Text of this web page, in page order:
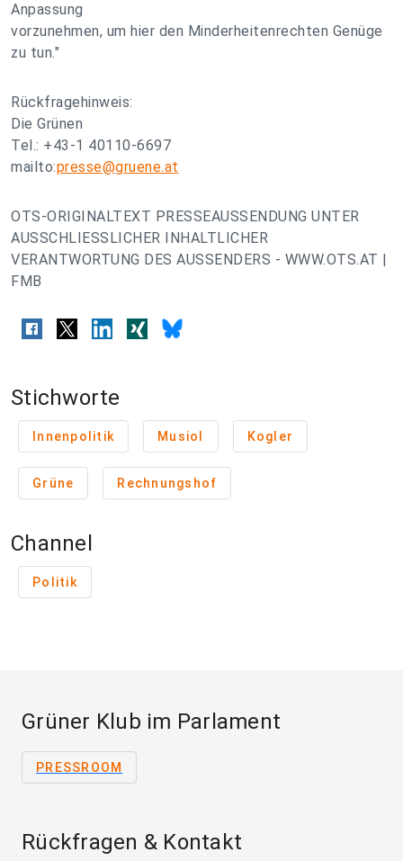
Anpassung
vorzunehmen, um hier den Minderheitenrechten Genüge
zu tun."
Rückfragehinweis:
Die Grünen
Tel.: +43-1 40110-6697
mailto:presse@gruene.at
OTS-ORIGINALTEXT PRESSEAUSSENDUNG UNTER
AUSSCHLIESSLICHER INHALTLICHER
VERANTWORTUNG DES AUSSENDERS - WWW.OTS.AT |
FMB
Stichworte
Innenpolitik Musiol Kogler
Grüne Rechnungshof
Channel
Politik
Grüner Klub im Parlament
PRESSROOM
Rückfragen & Kontakt